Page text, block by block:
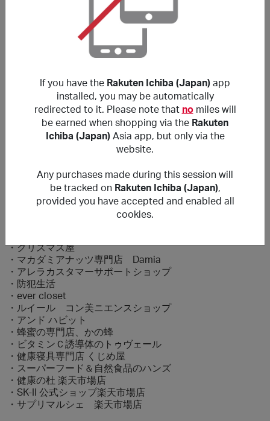
使用禮品卡支付以及使用未授權優惠碼可能無法獲得獎勵。
定期訂閲產品不會獲得獎勵。
於下列店鋪購買商品不會獲得獎勵。
・タマチャンショップ
・インク革命 楽天市場店
・薬屋さんの健康美 からだあいかん
・nunonaの布ナプキン 楽天市場店
・うめ南高苑
・ホビナビ
・美味しさは元気の源 【自然の館】
・粉なっとう・粉末納豆の「はすや」
・BAIYA楽天市場店
・京都木津川 名代 笠庄
・防犯カメラ専門店 アルコム
・クリスマス屋
・マカダミアナッツ専門店 Damia
・アレラカスタマーサポートショップ
・防犯生活
・ever closet
・ルイール コン美ニエンスショップ
・アンド ハビット
・蜂蜜の専門店、かの蜂
・ビタミンＣ誘導体のトゥヴェール
・健康寝具専門店 くじめ屋
・スーパーフード＆自然食品のハンズ
・健康の杜 楽天市場店
・SK-II 公式ショップ楽天市場店
・サプリマルシェ 楽天市場店
If you have the Rakuten Ichiba (Japan) app
installed, you may be automatically
redirected to it. Please note that nomiles will
be earned when shopping via the Rakuten
Ichiba (Japan) Asia app, but only via the
website.
Any purchases made during this session will
be tracked on Rakuten Ichiba (Japan),
provided you have accepted and enabled all
cookies.